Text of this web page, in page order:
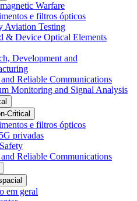
Warfare
e filtros ópticos
Aviation Testing
& Device Optical Elements
Development and
and Reliable Communications
Monitoring and Signal Analysis
Critical
e filtros ópticos
privadas
and Reliable Communications
em geral